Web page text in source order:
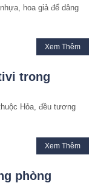
hoa giả để dâng
Xem Thêm
trong
Hỏa, đều tương
Xem Thêm
phòng